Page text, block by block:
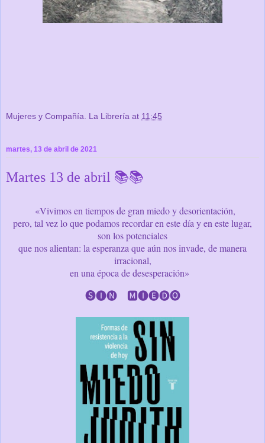
Mujeres y Compañía. La Librería at 11:45
martes, 13 de abril de 2021
Martes 13 de abril 📚📚
«Vivimos en tiempos de gran miedo y desorientación,
pero, tal vez lo que podamos recordar en este día y en este lugar,
son los potenciales
que nos alientan: la esperanza que aún nos invade, de manera
irracional,
en una época de desesperación»
🅢🅘🅝 🅼🅘🅔🅓🅞